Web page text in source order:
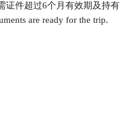
证件超过6个月有效期及持有
are ready for the trip.